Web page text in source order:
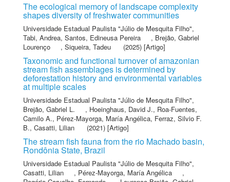
The ecological memory of landscape complexity
shapes diversity of freshwater communities
Universidade Estadual Paulista "Júlio de Mesquita Filho",
Tabi, Andrea, Santos, Edineusa Pereira , Brejão, Gabriel
Lourenço
, Siqueira, Tadeu (2025) [Artigo]
Taxonomic and functional turnover of amazonian
stream fish assemblages is determined by
deforestation history and environmental variables
at multiple scales
Universidade Estadual Paulista "Júlio de Mesquita Filho",
Brejão, Gabriel L.
, Hoeinghaus, David J., Roa-Fuentes,
Camilo A., Pérez-Mayorga, María Angélica, Ferraz, Silvio F.
B., Casatti, Lilian (2021) [Artigo]
The stream fish fauna from the rio Machado basin,
Rondônia State, Brazil
Universidade Estadual Paulista "Júlio de Mesquita Filho",
Casatti, Lilian
, Pérez-Mayorga, María Angélica
,